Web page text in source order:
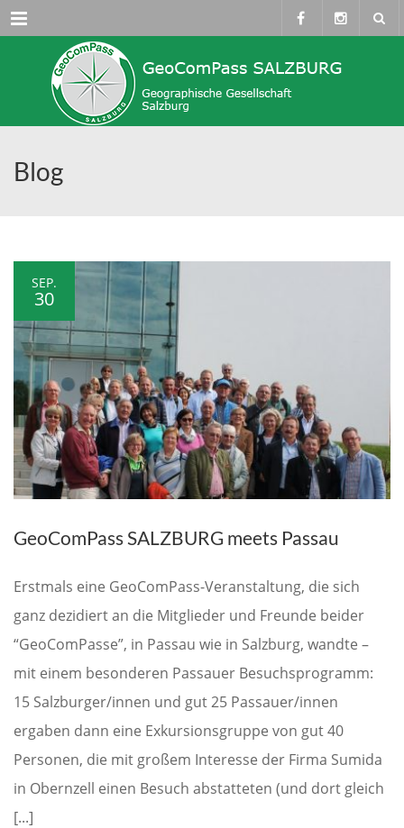
Menü
Blog
SEP.
30
GeoComPass SALZBURG meets Passau
Erstmals eine GeoComPass-Veranstaltung, die sich
ganz dezidiert an die Mitglieder und Freunde beider
“GeoComPasse”, in Passau wie in Salzburg, wandte –
mit einem besonderen Passauer Besuchsprogramm:
15 Salzburger/innen und gut 25 Passauer/innen
ergaben dann eine Exkursionsgruppe von gut 40
Personen, die mit großem Interesse der Firma Sumida
in Obernzell einen Besuch abstatteten (und dort gleich
[...]